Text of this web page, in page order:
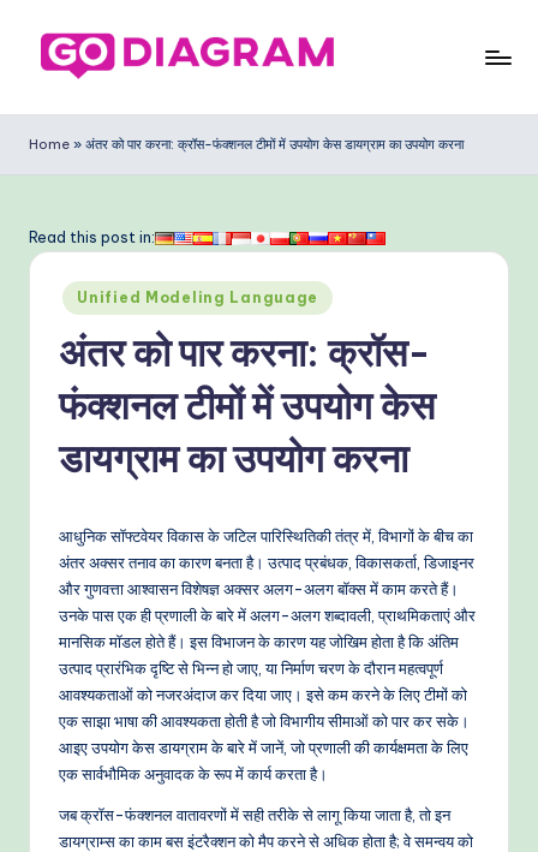
o
ia
g
ra
m
di
a
P
o
A
Home » अंतर को पार करना: क्रॉस-फंक्शनल टीमों में उपयोग केस डायग्राम का उपयोग करना
Read this post in:
Posted
in
Unified Modeling Language
अंतर को पार करना: क्रॉस-
फंक्शनल टीमों में उपयोग केस
डायग्राम का उपयोग करना
आधुनिक सॉफ्टवेयर विकास के जटिल पारिस्थितिकी तंत्र में, विभागों के बीच का
अंतर अक्सर तनाव का कारण बनता है। उत्पाद प्रबंधक, विकासकर्ता, डिजाइनर
और गुणवत्ता आश्वासन विशेषज्ञ अक्सर अलग-अलग बॉक्स में काम करते हैं।
उनके पास एक ही प्रणाली के बारे में अलग-अलग शब्दावली, प्राथमिकताएं और
मानसिक मॉडल होते हैं। इस विभाजन के कारण यह जोखिम होता है कि अंतिम
उत्पाद प्रारंभिक दृष्टि से भिन्न हो जाए, या निर्माण चरण के दौरान महत्वपूर्ण
आवश्यकताओं को नजरअंदाज कर दिया जाए। इसे कम करने के लिए टीमों को
एक साझा भाषा की आवश्यकता होती है जो विभागीय सीमाओं को पार कर सके।
आइए उपयोग केस डायग्राम के बारे में जानें, जो प्रणाली की कार्यक्षमता के लिए
एक सार्वभौमिक अनुवादक के रूप में कार्य करता है।
जब क्रॉस-फंक्शनल वातावरणों में सही तरीके से लागू किया जाता है, तो इन
डायग्राम्स का काम बस इंटरैक्शन को मैप करने से अधिक होता है; वे समन्वय को